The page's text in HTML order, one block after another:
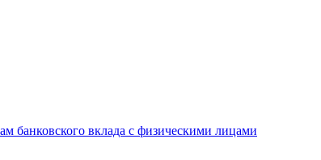
банковского вклада с физическими лицами